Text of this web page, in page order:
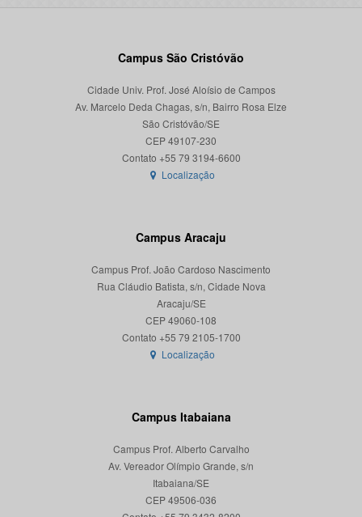
Campus São Cristóvão
Cidade Univ. Prof. José Aloísio de Campos
Av. Marcelo Deda Chagas, s/n, Bairro Rosa Elze
São Cristóvão/SE
CEP 49107-230
Localização
Campus Aracaju
Campus Prof. João Cardoso Nascimento
Rua Cláudio Batista, s/n, Cidade Nova
Aracaju/SE
CEP 49060-108
Localização
Campus Itabaiana
Campus Prof. Alberto Carvalho
Av. Vereador Olímpio Grande, s/n
Itabaiana/SE
CEP 49506-036